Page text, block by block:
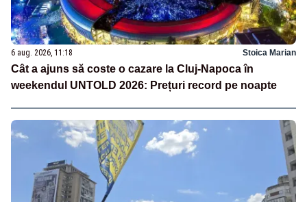
6 aug. 2026, 11:18 Stoica Marian
Cât a ajuns să coste o cazare la Cluj-Napoca în
weekendul UNTOLD 2026: Prețuri record pe noapte